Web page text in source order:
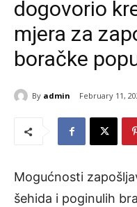
dogovorio
mjera za
boračke
By admin February 11,
Mogućnosti
šehida i poginulih